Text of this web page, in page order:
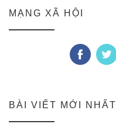
MẠNG XÃ HỘI
BÀI VIẾT MỚI NHẤT